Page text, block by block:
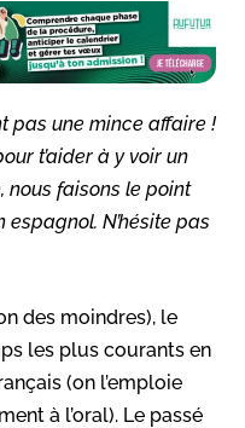
pas une mince affaire !
t’aider à y voir un
nous faisons le point
N’hésite pas
des moindres), le
les plus courants en
(on l’emploie
à l’oral). Le passé